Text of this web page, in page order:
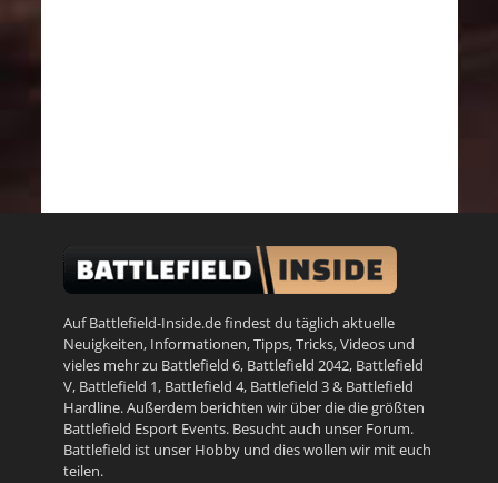
Auf Battlefield-Inside.de findest du täglich aktuelle
Neuigkeiten, Informationen, Tipps, Tricks, Videos und
vieles mehr zu Battlefield 6, Battlefield 2042, Battlefield
V, Battlefield 1, Battlefield 4, Battlefield 3& Battlefield
Hardline. Außerdem berichten wir über die die größten
Battlefield Esport Events. Besucht auch unser Forum.
Battlefield ist unser Hobby und dies wollen wir mit euch
teilen.